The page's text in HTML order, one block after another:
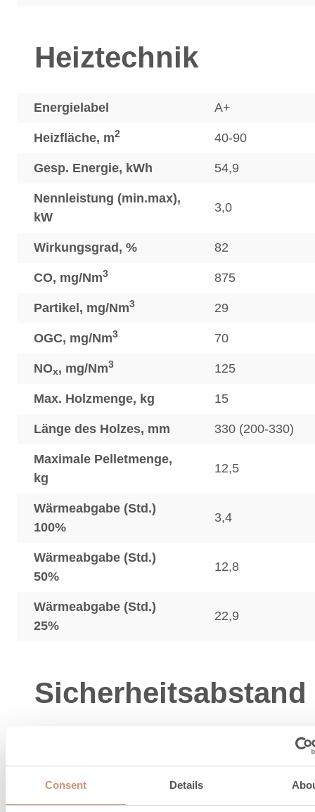
Consent Details
Heiztechnik
Energielabel A+
Heizfläche, m2 40-90
Gesp. Energie, kWh 54,9
Nennleistung (min.max),
kW
3,0
Wirkungsgrad, % 82
CO, mg/Nm3 875
Partikel, mg/Nm3 29
OGC, mg/Nm3 70
NOx, mg/Nm3 125
Max. Holzmenge, kg 15
Länge des Holzes, mm 330 (200-330)
Maximale Pelletmenge,
kg
12,5
Wärmeabgabe (Std.)
100%
3,4
Wärmeabgabe (Std.)
50%
12,8
Wärmeabgabe (Std.)
25%
22,9
Sicherheitsabstand
Hinten (dR), mm
Sicherheitsabstand
150